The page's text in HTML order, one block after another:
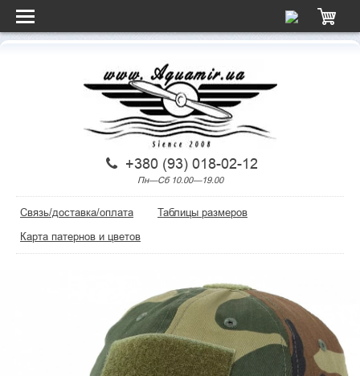
+380 (93) 018-02-12
Пн—Сб 10.00—19.00
Связь/доставка/оплата
Таблицы размеров
Карта патернов и цветов